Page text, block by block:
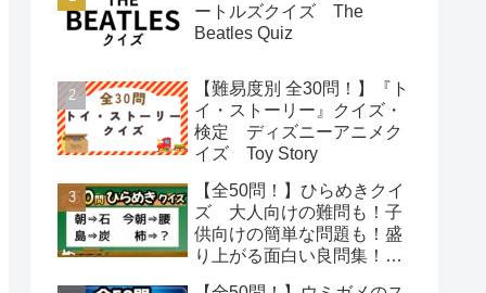
ートルズクイズ The
Beatles Quiz
【難易度別 全30問！】『ト
イ・ストーリー』クイズ・
検定 ディズニーアニメク
イズ Toy Story
【全50問！】ひらめきクイ
ズ 大人向けの難問も！子
供向けの簡単な問題も！盛
り上がる面白い良問集！